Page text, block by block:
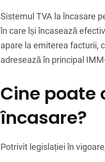
Sistemul TVA la încasare
în care își încasează
apare la emiterea facturii,
adresează în principal
Cine poate
încasare?
Potrivit legislației în